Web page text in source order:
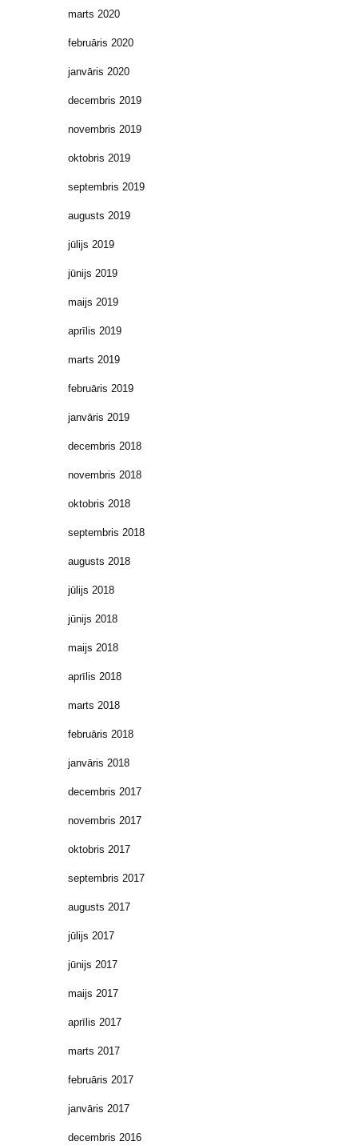
marts 2020
februāris 2020
janvāris 2020
decembris 2019
novembris 2019
oktobris 2019
septembris 2019
augusts 2019
jūlijs 2019
jūnijs 2019
maijs 2019
aprīlis 2019
marts 2019
februāris 2019
janvāris 2019
decembris 2018
novembris 2018
oktobris 2018
septembris 2018
augusts 2018
jūlijs 2018
jūnijs 2018
maijs 2018
aprīlis 2018
marts 2018
februāris 2018
janvāris 2018
decembris 2017
novembris 2017
oktobris 2017
septembris 2017
augusts 2017
jūlijs 2017
jūnijs 2017
maijs 2017
aprīlis 2017
marts 2017
februāris 2017
janvāris 2017
decembris 2016